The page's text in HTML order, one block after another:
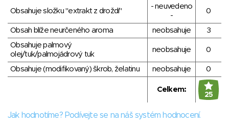
Obsahuje složku "extrakt z droždí"
- neuvedeno
-
0
Obsah blíže neurčeného aroma neobsahuje
3
Obsahuje palmový
olej/tuk/palmojádrový tuk
neobsahuje 0
Obsahuje (modifikovaný) škrob, želatinu neobsahuje 0
Celkem:
25
Jak hodnotíme? Podívejte se na náš systém hodnocení.